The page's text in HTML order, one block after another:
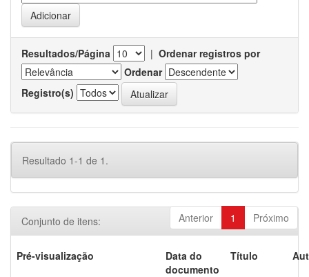
Resultados/Página | Ordenar registros por
Ordenar
Registro(s)
Resultado 1-1 de 1.
Anterior 1 Próximo
Conjunto de itens:
Pré-visualização
Data do
documento
Título